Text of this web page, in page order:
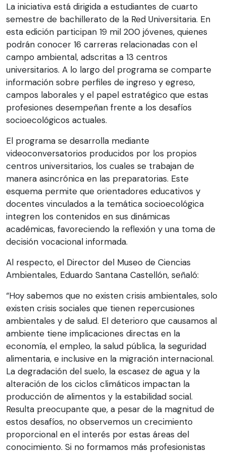
La iniciativa está dirigida a estudiantes de cuarto
semestre de bachillerato de la Red Universitaria. En
esta edición participan 19 mil 200 jóvenes, quienes
podrán conocer 16 carreras relacionadas con el
campo ambiental, adscritas a 13 centros
universitarios. A lo largo del programa se comparte
información sobre perfiles de ingreso y egreso,
campos laborales y el papel estratégico que estas
profesiones desempeñan frente a los desafíos
socioecológicos actuales.
El programa se desarrolla mediante
videoconversatorios producidos por los propios
centros universitarios, los cuales se trabajan de
manera asincrónica en las preparatorias. Este
esquema permite que orientadores educativos y
docentes vinculados a la temática socioecológica
integren los contenidos en sus dinámicas
académicas, favoreciendo la reflexión y una toma de
decisión vocacional informada.
Al respecto, el Director del Museo de Ciencias
Ambientales, Eduardo Santana Castellón, señaló:
“Hoy sabemos que no existen crisis ambientales, solo
existen crisis sociales que tienen repercusiones
ambientales y de salud. El deterioro que causamos al
ambiente tiene implicaciones directas en la
economía, el empleo, la salud pública, la seguridad
alimentaria, e inclusive en la migración internacional.
La degradación del suelo, la escasez de agua y la
alteración de los ciclos climáticos impactan la
producción de alimentos y la estabilidad social.
Resulta preocupante que, a pesar de la magnitud de
estos desafíos, no observemos un crecimiento
proporcional en el interés por estas áreas del
conocimiento. Si no formamos más profesionistas